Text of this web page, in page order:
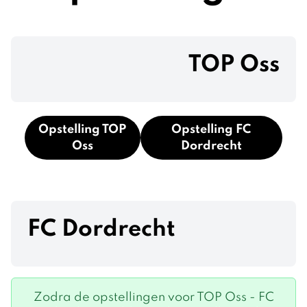
TOP Oss
Opstelling TOP
Oss
Opstelling FC
Dordrecht
FC Dordrecht
Zodra de opstellingen voor TOP Oss - FC